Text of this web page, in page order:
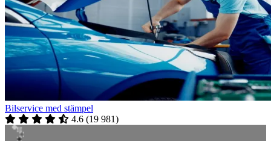
Bilservice med stämpel
4.6 (19 981)